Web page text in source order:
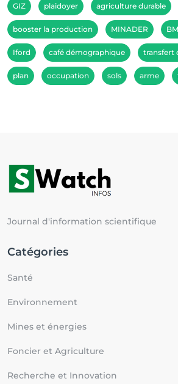
GIZ plaidoyer agriculture durable
booster la production MINADER
Iford café démographique transfert
plan occupation sols arme
Journal d'information scientifique
Catégories
Santé
Environnement
Mines et énergies
Foncier et Agriculture
Recherche et Innovation